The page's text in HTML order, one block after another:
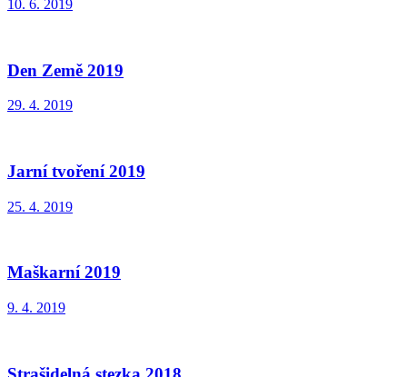
10. 6. 2019
Den Země 2019
29. 4. 2019
Jarní tvoření 2019
25. 4. 2019
Maškarní 2019
9. 4. 2019